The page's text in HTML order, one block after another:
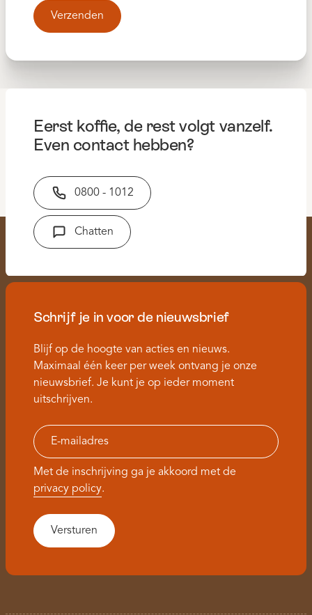
Eerst koffie, de rest volgt vanzelf.
Even contact hebben?
0800 - 1012
Chatten
Schrijf je in voor de nieuwsbrief
Blijf op de hoogte van acties en nieuws.
Maximaal één keer per week ontvang je onze
nieuwsbrief. Je kunt je op ieder moment
uitschrijven.
Met de inschrijving ga je akkoord met de
privacy policy.